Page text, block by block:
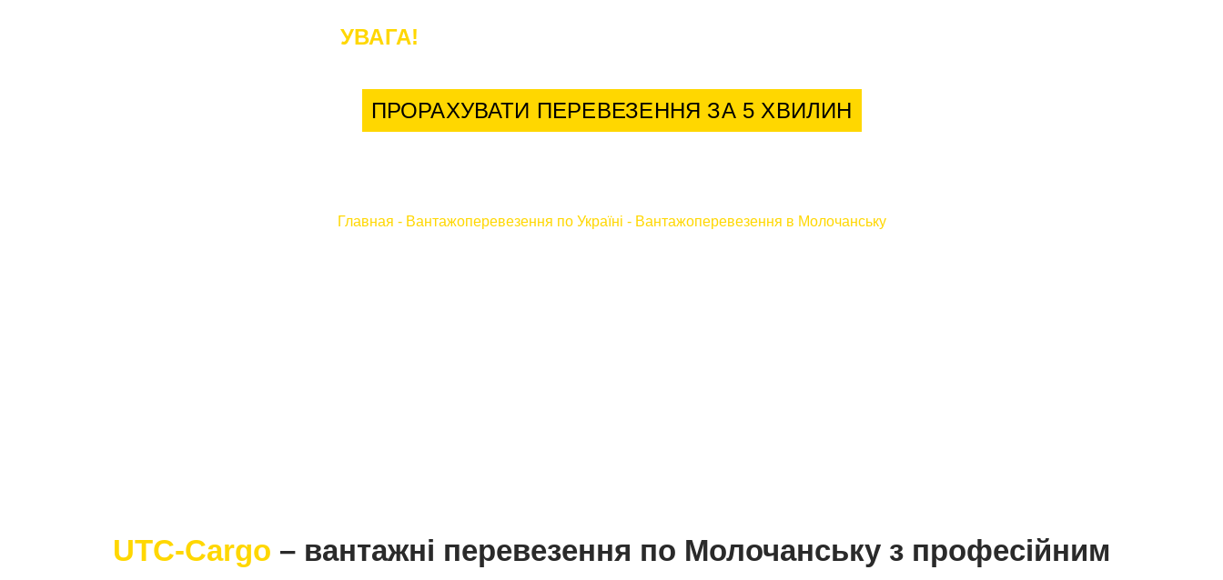
УВАГА!
ПРОРАХУВАТИ ПЕРЕВЕЗЕННЯ ЗА 5 ХВИЛИН
Главная - Вантажоперевезення по Україні - Вантажоперевезення в Молочанську
UTC-Cargo – вантажні перевезення по Молочанську з професійним